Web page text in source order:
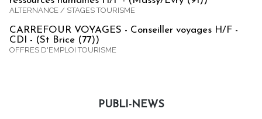
ALTERNANCE / STAGES TOURISME
CARREFOUR VOYAGES - Conseiller voyages H/F -
CDI - (St Brice (77))
OFFRES D'EMPLOI TOURISME
PUBLI-NEWS